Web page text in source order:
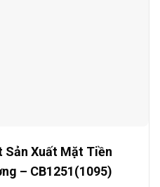
Sản Xuất Mặt Tiền
– CB1251(1095)